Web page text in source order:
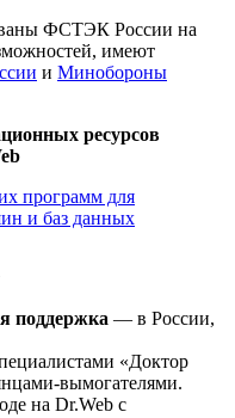
ФСТЭК России на
имеют
и Минобороны
ресурсов
программ для
и баз данных
поддержка — в России,
«Доктор
вымогателями.
на Dr.Web с